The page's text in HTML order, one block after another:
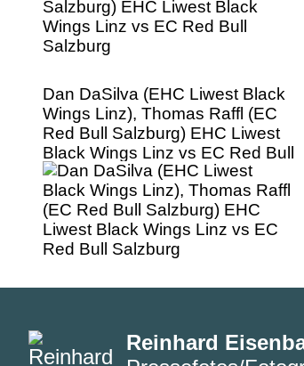
Dan DaSilva (EHC Liwest Black
Wings Linz), Thomas Raffl (EC
Red Bull Salzburg) EHC Liwest
Black Wings Linz vs EC Red Bull
Salzburg
Reinhard